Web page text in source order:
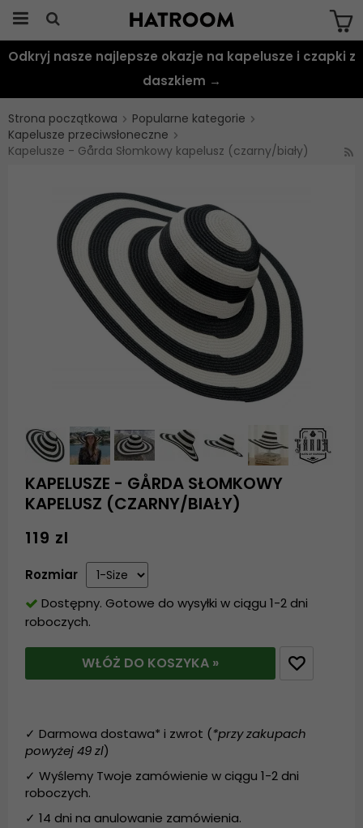
Produkten har blivit tillagd i varukorgen
Odkryj nasze najlepsze okazje na kapelusze i czapki z
daszkiem →
Strona początkowa
Popularne kategorie
Kapelusze przeciwsłoneczne
Kapelusze - Gårda Słomkowy kapelusz (czarny/biały)
KAPELUSZE - GÅRDA SŁOMKOWY
KAPELUSZ (CZARNY/BIAŁY)
119 zl
Rozmiar
Dostępny. Gotowe do wysyłki w ciągu 1-2 dni
roboczych.
WŁÓŻ DO KOSZYKA »
✓ Darmowa dostawa* i zwrot (*przy zakupach
powyżej 49 zl)
✓ Wyślemy Twoje zamówienie w ciągu 1-2 dni
roboczych.
✓ 14 dni na anulowanie zamówienia.